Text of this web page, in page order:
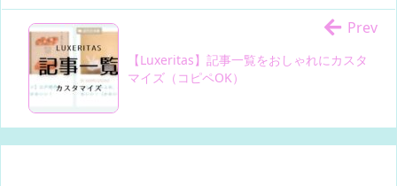
【Luxeritas】記事一覧をおしゃれにカスタ
マイズ（コピペOK）
Prev